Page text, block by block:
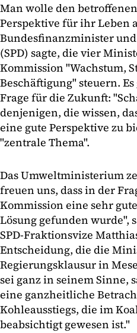
Man wolle den
Perspektive für ihr Leben
Bundesfinanzminister
(SPD) sagte, die vier
Kommission "Wachstum,
Beschäftigung" steuern.
Frage für die Zukunft:
denjenigen, die wissen,
eine gute Perspektive zu
"zentrale Thema".
Das Umweltministerium
freuen uns, dass in der
Kommission eine sehr
Lösung gefunden wurde",
SPD-Fraktionsvize
Entscheidung, die die
Regierungsklausur in
sei ganz in seinem Sinne,
eine ganzheitliche
Kohleausstiegs, die im
beabsichtigt gewesen ist."